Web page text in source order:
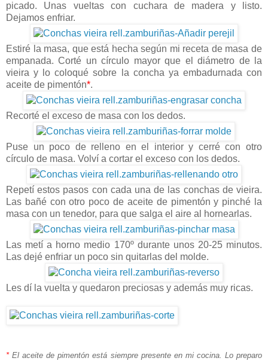
picado. Unas vueltas con cuchara de madera y listo.
Dejamos enfriar.
Estiré la masa, que está hecha según mi receta de masa de
empanada. Corté un círculo mayor que el diámetro de la
vieira y lo coloqué sobre la concha ya embadurnada con
aceite de pimentón*.
Recorté el exceso de masa con los dedos.
Puse un poco de relleno en el interior y cerré con otro
círculo de masa. Volví a cortar el exceso con los dedos.
Repetí estos pasos con cada una de las conchas de vieira.
Las bañé con otro poco de aceite de pimentón y pinché la
masa con un tenedor, para que salga el aire al hornearlas.
Las metí a horno medio 170º durante unos 20-25 minutos.
Las dejé enfriar un poco sin quitarlas del molde.
Les dí la vuelta y quedaron preciosas y además muy ricas.
*El aceite de pimentón está siempre presente en mi cocina. Lo preparo